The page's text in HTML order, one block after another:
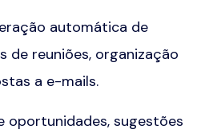
automática de
de reuniões, organização
a e-mails.
oportunidades, sugestões